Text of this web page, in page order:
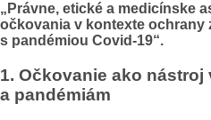
„Právne, etické a medicínske
očkovania v kontexte ochrany
s pandémiou Covid-19“.
1. Očkovanie ako
a pandémiám